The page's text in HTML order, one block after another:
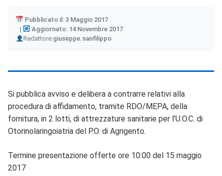
Pubblicato il: 3 Maggio 2017
Aggiornato: 14 Novembre 2017
Redattore:
Author giuseppe.sanfilippo
Si pubblica avviso e delibera a contrarre relativi alla
procedura di affidamento, tramite RDO/MEPA, della
fornitura, in 2 lotti, di attrezzature sanitarie per l’U.O.C. di
Otorinolaringoiatria del P.O. di Agrigento.
Termine presentazione offerte ore 10:00 del 15 maggio
2017